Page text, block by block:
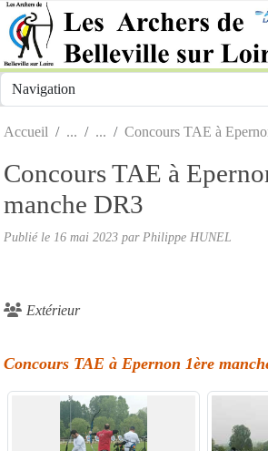
Accueil Concours TAE à
Concours TAE à
manche DR3
Publié le 16 mai 2023 par Philippe HUNEL
Extérieur
Concours TAE à Epernon 1ère
Panneau de gestion des cookies